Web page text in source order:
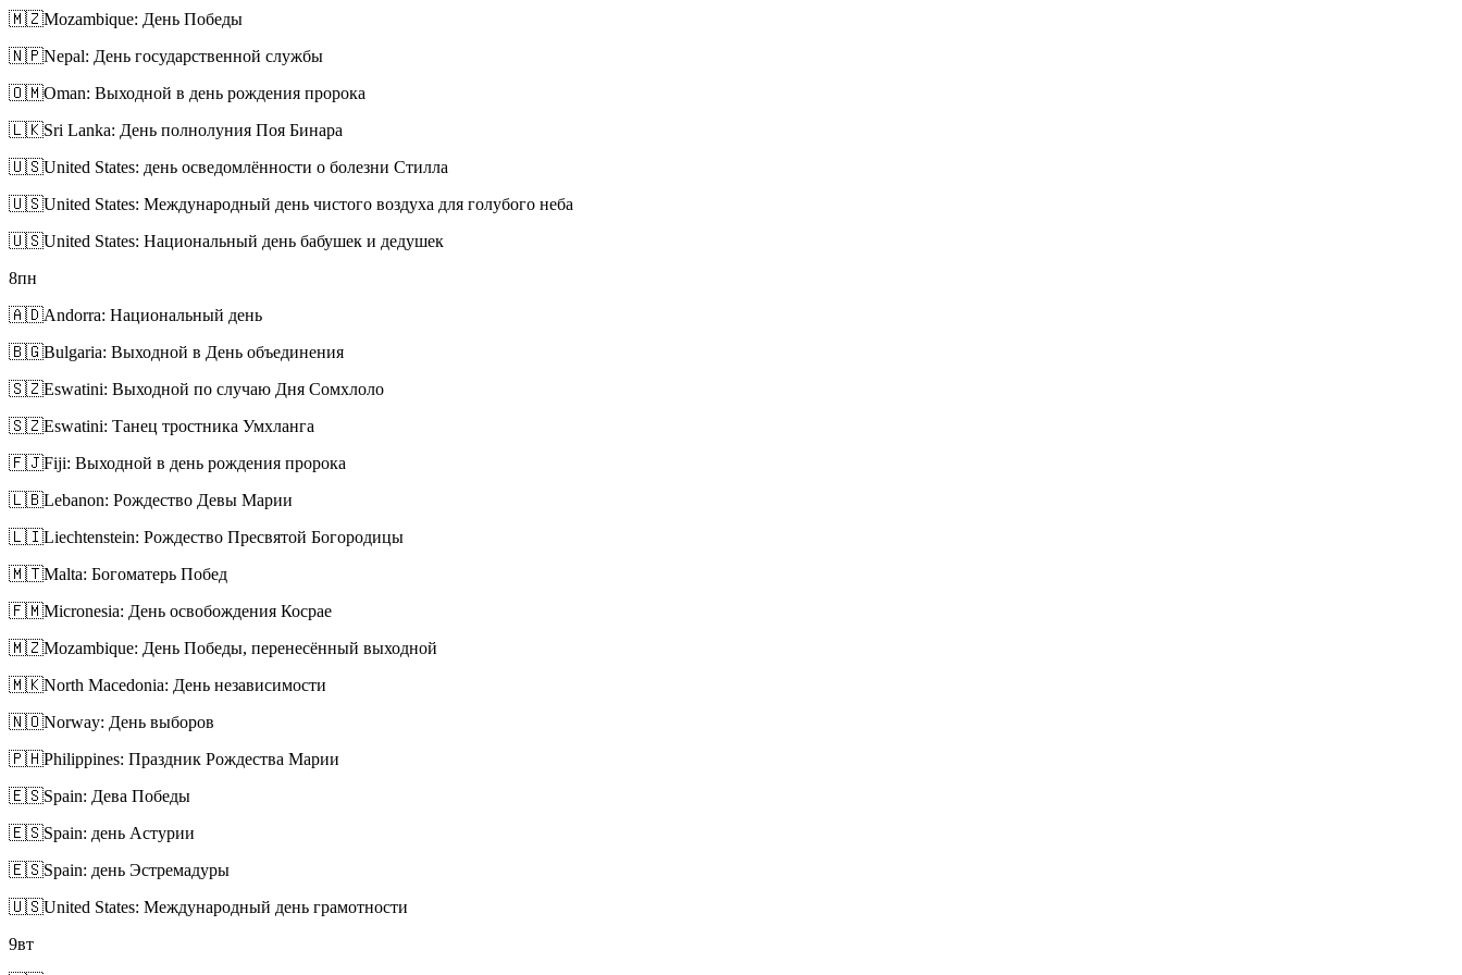
🇲🇿Mozambique: День Победы
🇳🇵Nepal: День государственной службы
🇴🇲Oman: Выходной в день рождения пророка
🇱🇰Sri Lanka: День полнолуния Поя Бинара
🇺🇸United States: день осведомлённости о болезни Стилла
🇺🇸United States: Международный день чистого воздуха для голубого неба
🇺🇸United States: Национальный день бабушек и дедушек
8пн
🇦🇩Andorra: Национальный день
🇧🇬Bulgaria: Выходной в День объединения
🇸🇿Eswatini: Выходной по случаю Дня Сомхлоло
🇸🇿Eswatini: Танец тростника Умхланга
🇫🇯Fiji: Выходной в день рождения пророка
🇱🇧Lebanon: Рождество Девы Марии
🇱🇮Liechtenstein: Рождество Пресвятой Богородицы
🇲🇹Malta: Богоматерь Побед
🇫🇲Micronesia: День освобождения Косрае
🇲🇿Mozambique: День Победы, перенесённый выходной
🇲🇰North Macedonia: День независимости
🇳🇴Norway: День выборов
🇵🇭Philippines: Праздник Рождества Марии
🇪🇸Spain: Дева Победы
🇪🇸Spain: день Астурии
🇪🇸Spain: день Эстремадуры
🇺🇸United States: Международный день грамотности
9вт